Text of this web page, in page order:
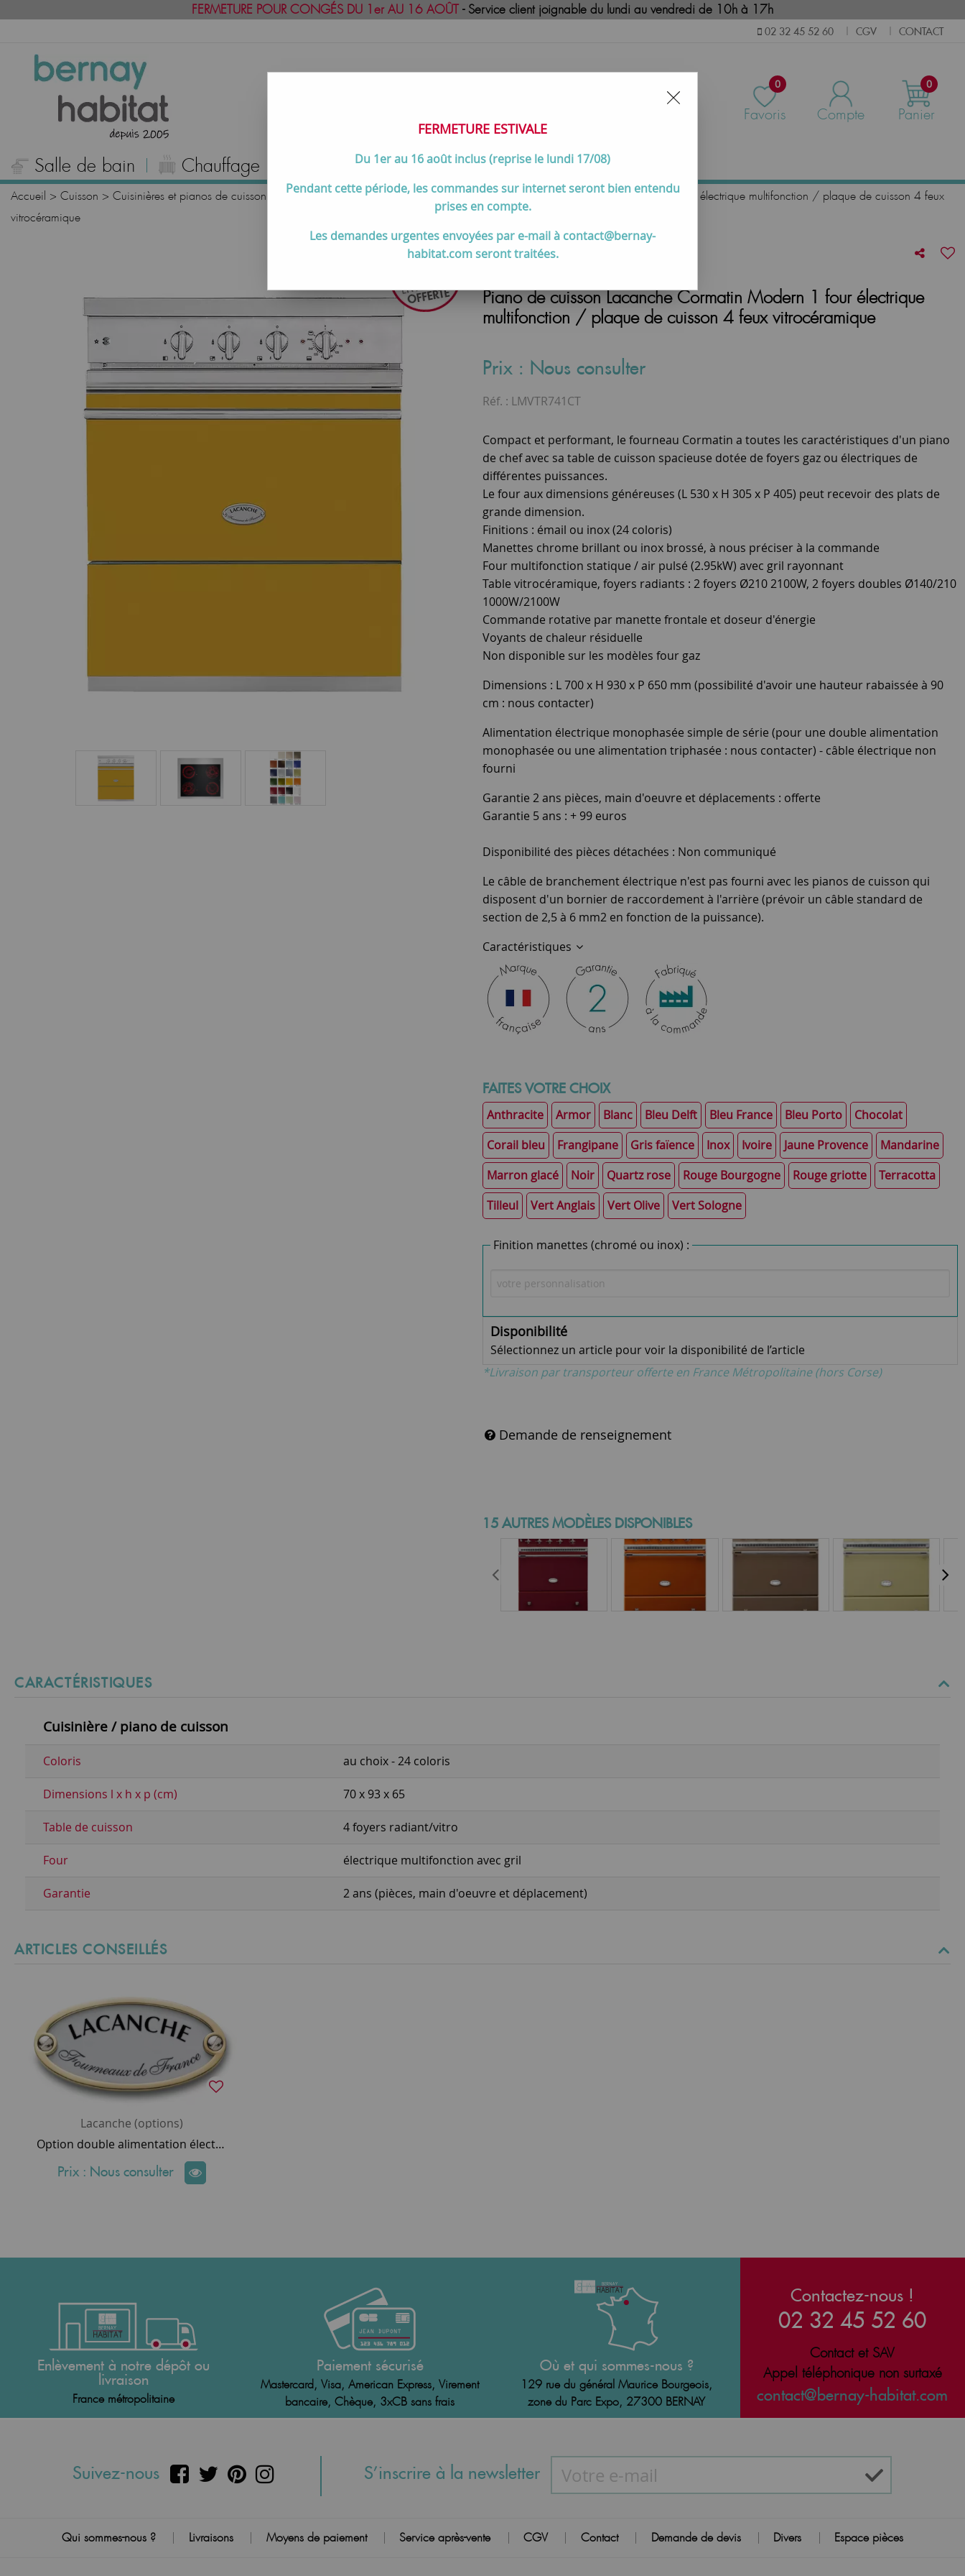
FERMETURE POUR CONGÉS DU 1er AU 16 AOÛT- Service client joignable du lundi au vendredi de 10h à 17h
02 32 45 52 60 CGV CONTACT
0
Favoris Compte
0
Panier
Salle de bain Chauffage Cuisson Meilleures ventes Contactez-nous
Accueil > Cuisson > Cuisinières et pianos de cuisson Pianos de cuisson 60 à 80 cm >Piano de cuisson Lacanche Cormatin Modern 1 four électrique multifonction / plaque de cuisson 4 feux
vitrocéramique
Lacanche (70 à 100 cm)
Piano de cuisson Lacanche Cormatin Modern 1 four électrique
multifonction / plaque de cuisson 4 feux vitrocéramique
Prix : Nous consulter
Réf. : LMVTR741CT
Compact et performant, le fourneau Cormatin a toutes les caractéristiques d'un piano
de chef avec sa table de cuisson spacieuse dotée de foyers gaz ou électriques de
différentes puissances.
Le four aux dimensions généreuses (L 530 x H 305 x P 405) peut recevoir des plats de
grande dimension.
Finitions : émail ou inox (24 coloris)
Manettes chrome brillant ou inox brossé, à nous préciser à la commande
Four multifonction statique / air pulsé (2.95kW) avec gril rayonnant
Table vitrocéramique, foyers radiants : 2 foyers Ø210 2100W, 2 foyers doubles Ø140/210
1000W/2100W
Commande rotative par manette frontale et doseur d'énergie
Voyants de chaleur résiduelle
Non disponible sur les modèles four gaz
Dimensions : L 700 x H 930 x P 650 mm (possibilité d'avoir une hauteur rabaissée à 90
cm : nous contacter)
Alimentation électrique monophasée simple de série (pour une double alimentation
monophasée ou une alimentation triphasée : nous contacter) - câble électrique non
fourni
Garantie 2 ans pièces, main d'oeuvre et déplacements : offerte
Garantie 5 ans : + 99 euros
Disponibilité des pièces détachées : Non communiqué
Le câble de branchement électrique n'est pas fourni avec les pianos de cuisson qui
disposent d'un bornier de raccordement à l'arrière (prévoir un câble standard de
section de 2,5 à 6 mm2 en fonction de la puissance).
Caractéristiques
FAITES VOTRE CHOIX
Anthracite Armor Blanc Bleu Delft Bleu France Bleu Porto
Chocolat
Corail bleu
Frangipane Gris faïence Inox Ivoire Jaune Provence
Mandarine
Marron glacé
Noir Quartz rose Rouge Bourgogne Rouge griotte
Terracotta
Tilleul
Vert Anglais Vert Olive Vert Sologne
Finition manettes (chromé ou inox) :
Disponibilité
Sélectionnez un article pour voir la disponibilité de l’article
*Livraison par transporteur offerte en France Métropolitaine (hors Corse)
Demande de renseignement
15 AUTRES MODÈLES DISPONIBLES
CARACTÉRISTIQUES
Cuisinière / piano de cuisson
Coloris au choix - 24 coloris
Dimensions l x h x p (cm) 70 x 93 x 65
Table de cuisson 4 foyers radiant/vitro
Four électrique multifonction avec gril
Garantie 2 ans (pièces, main d'oeuvre et déplacement)
ARTICLES CONSEILLÉS
Lacanche (options)
Option double alimentation électrique monophasée 230 volts ou simple alimentation triphasée 400 volts
Prix : Nous consulter
Enlèvement à notre dépôt ou
livraison
France métropolitaine
Paiement sécurisé
Mastercard, Visa, American Express, Virement
bancaire, Chèque, 3xCB sans frais
Où et qui sommes-nous ?
129 rue du général Maurice Bourgeois,
zone du Parc Expo, 27300 BERNAY
Contactez-nous !
02 32 45 52 60
Contact et SAV
Appel téléphonique non surtaxé
contact@bernay-habitat.com
Suivez-nous S’inscrire à la newsletter
Qui sommes-nous ? Livraisons Moyens de paiement Service après-vente CGV Contact Demande de devis Divers Espace pièces
FERMETURE ESTIVALE
Du 1er au 16 août inclus (reprise le lundi 17/08)
Pendant cette période, les commandes sur internet seront bien entendu
prises en compte.
Les demandes urgentes envoyées par e-mail à contact@bernay-
habitat.com seront traitées.